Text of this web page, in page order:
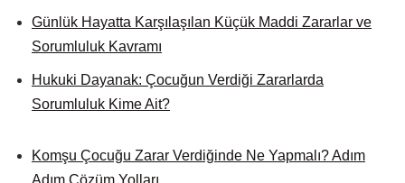
Günlük Hayatta Karşılaşılan Küçük Maddi Zararlar ve
Sorumluluk Kavramı
Hukuki Dayanak: Çocuğun Verdiği Zararlarda
Sorumluluk Kime Ait?
Komşu Çocuğu Zarar Verdiğinde Ne Yapmalı? Adım
Adım Çözüm Yolları